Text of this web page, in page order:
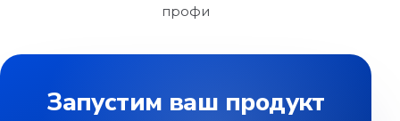
профи
Запустим ваш продукт